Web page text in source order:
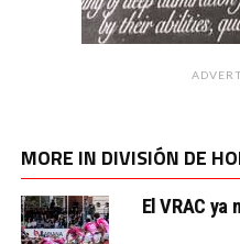
MORE IN DIVISIÓN DE
El VRAC ya